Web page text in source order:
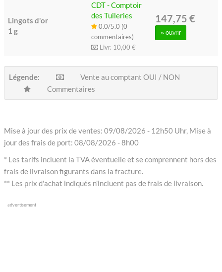
Lingots d'or
1 g
CDT - Comptoir
des Tuileries
0.0/5.0 (0
commentaires)
Livr. 10,00 €
147,75 €
» ouvrir
Légende:
Vente au comptant OUI / NON
Commentaires
Mise à jour des prix de ventes: 09/08/2026 - 12h50 Uhr, Mise à
jour des frais de port: 08/08/2026 - 8h00
* Les tarifs incluent la TVA éventuelle et se comprennent hors des
frais de livraison figurants dans la fracture.
** Les prix d'achat indiqués n'incluent pas de frais de livraison.
advertisement